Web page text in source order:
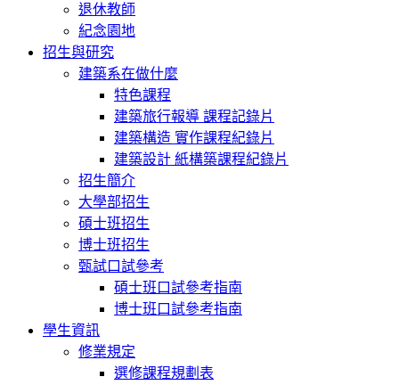
退休教師
紀念園地
招生與研究
建築系在做什麼
特色課程
建築旅行報導 課程記錄片
建築構造 實作課程紀錄片
建築設計 紙構築課程紀錄片
招生簡介
大學部招生
碩士班招生
博士班招生
甄試口試參考
碩士班口試參考指南
博士班口試參考指南
學生資訊
修業規定
選修課程規劃表